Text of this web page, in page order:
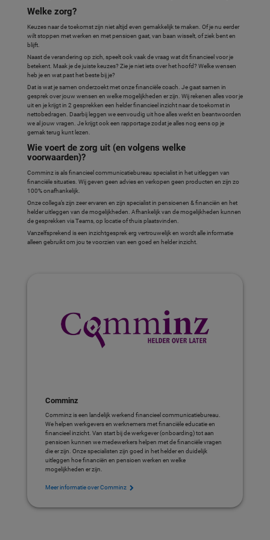
Welke zorg?
Keuzes naar de toekomst zijn niet altijd even gemakkelijk te maken. Of je nu eerder
wilt stoppen met werken en met pensioen gaat, van baan wisselt, of ziek bent en
blijft.
Naast de verandering op zich, speelt ook vaak de vraag wat dit financieel voor je
betekent. Maak je de juiste keuzes? Zie je niet iets over het hoofd? Welke wensen
heb je en wat past het beste bij je?
Dat is wat je samen onderzoekt met onze financiële coach. Je gaat samen in
gesprek over jouw wensen en welke mogelijkheden er zijn. Wij rekenen alles voor je
uit en je krijgt in 2 gesprekken een helder financieel inzicht naar de toekomst in
nettobedragen. Daarbij leggen we eenvoudig uit hoe alles werkt en beantwoorden
we al jouw vragen. Je krijgt ook een rapportage zodat je alles nog eens op je
gemak terug kunt lezen.
Wie voert de zorg uit (en volgens welke
voorwaarden)?
Comminz is als financieel communicatiebureau specialist in het uitleggen van
financiële situaties. Wij geven geen advies en verkopen geen producten en zijn zo
100% onafhankelijk.
Onze collega’s zijn zeer ervaren en zijn specialist in pensioenen & financiën en het
helder uitleggen van de mogelijkheden. Afhankelijk van de mogelijkheden kunnen
de gesprekken via Teams, op locatie of thuis plaatsvinden.
Vanzelfsprekend is een inzichtgesprek erg vertrouwelijk en wordt alle informatie
alleen gebruikt om jou te voorzien van een goed en helder inzicht.
Comminz
Comminz is een landelijk werkend financieel communicatiebureau.
We helpen werkgevers en werknemers met financiële educatie en
financieel inzicht. Van start bij de werkgever (onboarding) tot aan
pensioen kunnen we medewerkers helpen met de financiële vragen
die er zijn. Onze specialisten zijn goed in het helder en duidelijk
uitleggen hoe financiën en pensioen werken en welke
mogelijkheden er zijn.
Meer informatie over Comminz